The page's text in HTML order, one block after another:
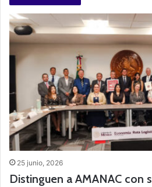
25 junio, 2026
Distinguen a AMANAC con